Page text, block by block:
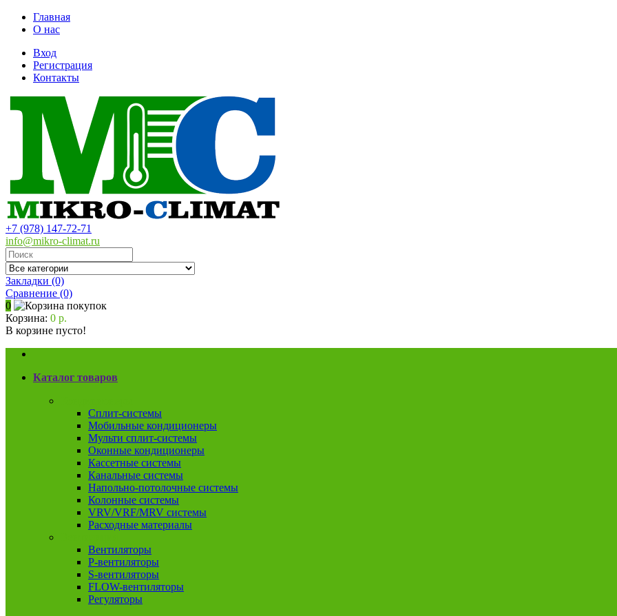
Главная
О нас
Вход
Регистрация
Контакты
+7 (978) 147-72-71
info@mikro-climat.ru
Закладки (0)
Сравнение (0)
0
Корзина: 0 р.
В корзине пусто!
Каталог товаров
Сплит-системы
Мобильные кондиционеры
Мульти сплит-системы
Оконные кондиционеры
Кассетные системы
Канальные системы
Напольно-потолочные системы
Колонные системы
VRV/VRF/MRV системы
Расходные материалы
Вентиляторы
P-вентиляторы
S-вентиляторы
FLOW-вентиляторы
Регуляторы